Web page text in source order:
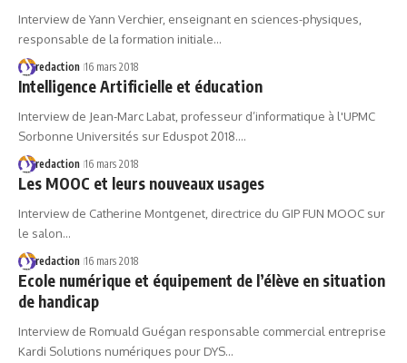
Interview de Yann Verchier, enseignant en sciences-physiques,
responsable de la formation initiale…
redaction 16 mars 2018
Intelligence Artificielle et éducation
Interview de Jean-Marc Labat, professeur d’informatique à l'UPMC
Sorbonne Universités sur Eduspot 2018.…
redaction 16 mars 2018
Les MOOC et leurs nouveaux usages
Interview de Catherine Montgenet, directrice du GIP FUN MOOC sur
le salon…
redaction 16 mars 2018
Ecole numérique et équipement de l’élève en situation
de handicap
Interview de Romuald Guégan responsable commercial entreprise
Kardi Solutions numériques pour DYS…